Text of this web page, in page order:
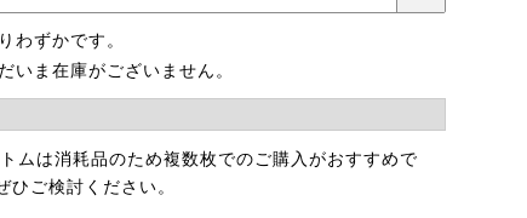
わずかです。
いま在庫がございません。
ムは消耗品のため複数枚でのご購入がおすすめで
ひご検討ください。